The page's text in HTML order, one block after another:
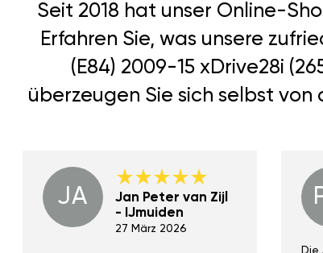
Seit 2018 hat unser Online-
Erfahren Sie, was unsere
(E84) 2009-15 xDrive28i
überzeugen Sie sich selbst
JA
Jan Peter van Zijl
- IJmuiden
27 März 2026